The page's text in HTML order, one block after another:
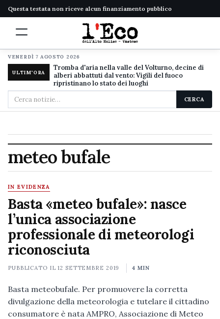
Questa testata non riceve alcun finanziamento pubblico
VENERDÌ 7 AGOSTO 2026
ULTIM'ORA
Tromba d'aria nella valle del Volturno, decine di
alberi abbattuti dal vento: Vigili del fuoco
ripristinano lo stato dei luoghi
Cerca
nel
CERCA
meteo bufale
IN EVIDENZA
Basta «meteo bufale»: nasce
l’unica associazione
professionale di meteorologi
riconosciuta
PUBBLICATO IL12 SETTEMBRE 2019 4 MIN
Basta meteobufale. Per promuovere la corretta
divulgazione della meteorologia e tutelare il cittadino
consumatore è nata AMPRO, Associazione di Meteo